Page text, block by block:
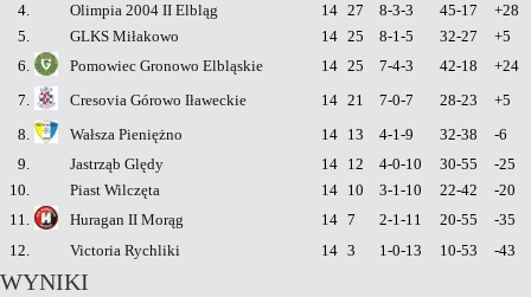
4.
Olimpia 2004 II Elbląg 14 27 8-3-3 45-17
+28
5.
GLKS Miłakowo 14 25 8-1-5 32-27
+5
6.
Pomowiec Gronowo Elbląskie 14 25 7-4-3 42-18
+24
7.
Cresovia Górowo Iławeckie 14 21 7-0-7 28-23
+5
8.
Wałsza Pieniężno 14 13 4-1-9 32-38
-6
9.
Jastrząb Ględy 14 12 4-0-10 30-55
-25
10.
Piast Wilczęta 14 10 3-1-10 22-42
-20
11.
Huragan II Morąg 14 7 2-1-11 20-55
-35
12.
Victoria Rychliki 14 3 1-0-13 10-53 -43
WYNIKI